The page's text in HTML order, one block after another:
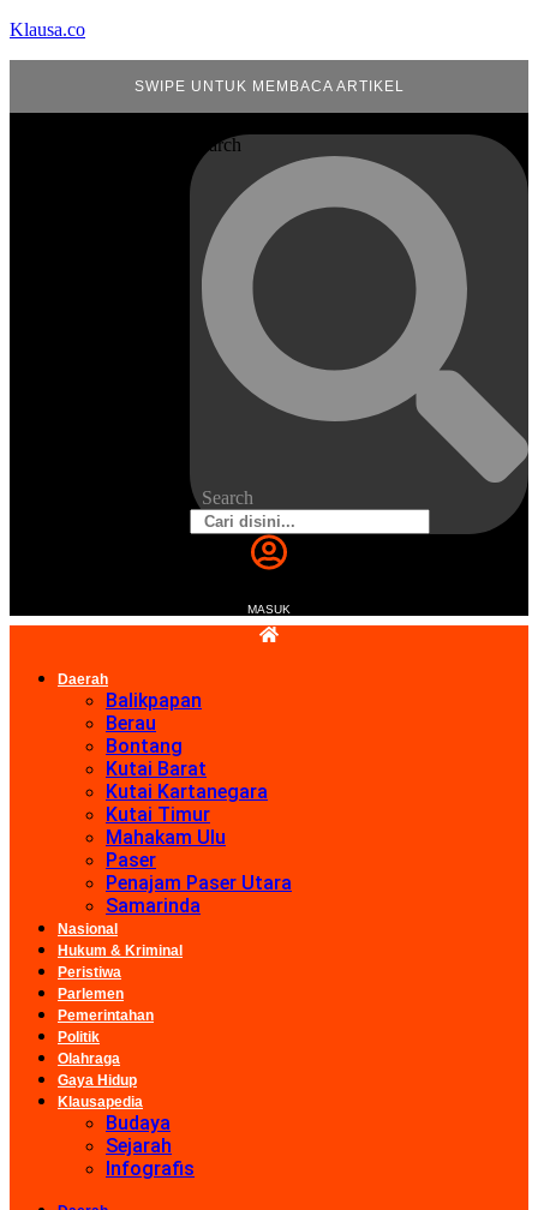
Klausa.co
SWIPE UNTUK MEMBACA ARTIKEL
Search
Search
MASUK
Daerah
Balikpapan
Berau
Bontang
Kutai Barat
Kutai Kartanegara
Kutai Timur
Mahakam Ulu
Paser
Penajam Paser Utara
Samarinda
Nasional
Hukum & Kriminal
Peristiwa
Parlemen
Pemerintahan
Politik
Olahraga
Gaya Hidup
Klausapedia
Budaya
Sejarah
Infografis